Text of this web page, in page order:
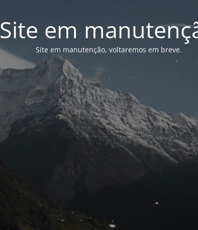
Site em
Site em manutenção, voltaremos em breve.